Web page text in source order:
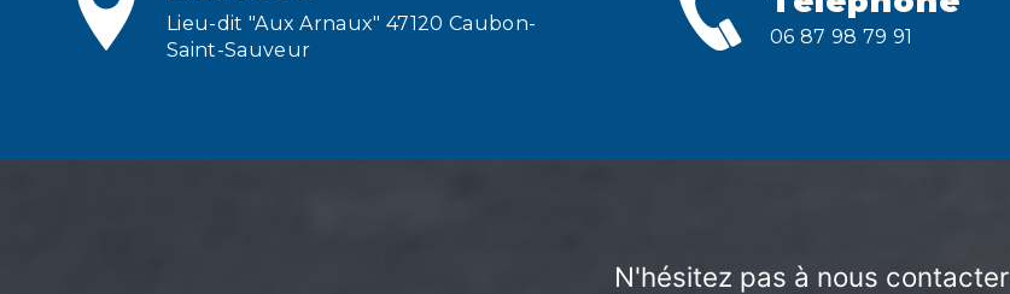
Lieu-dit "Aux Arnaux" 47120 Caubon-
Saint-Sauveur
06 87 98 79 91
N'hésitez pas à nous contacter